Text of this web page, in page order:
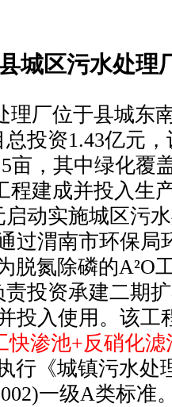
城区污水处理
理厂位于县城东
投资1.43亿元
亩，其中绿化覆
程建成并投入生
启动实施城区污
过渭南市环保局
脱氮除磷的A²O
投资承建二期
投入使用。该工
快渗池+反硝化
行《城镇污水处
一级A类标准